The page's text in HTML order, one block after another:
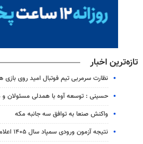
تازه‌ترین اخبار
نظارت سرمربی تیم‌ فوتبال امید روی بازی
حسینی : توسعه آوه با همدلی مسئولان
واکنش صنعا به توافق سه جانبه مکه
نتیجه آزمون ورودی سمپاد سال ۱۴۰۵ اعلام شد